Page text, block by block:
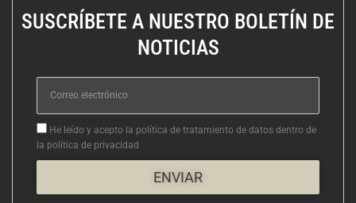
SUSCRÍBETE A NUESTRO BOLETÍN DE
NOTICIAS
Correo
electrónico
Aceptacion
He leído y acepto la política de tratamiento de datos dentro de
la política de privacidad
ENVIAR